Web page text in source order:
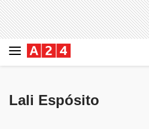
Lali Espósito